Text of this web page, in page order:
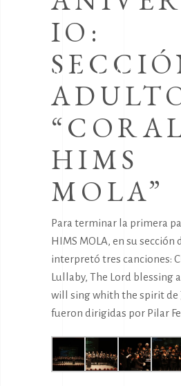
MOLA”
IO:
HIMS
MOLA”
Para terminar la primera
HIMS MOLA, en su sección
interpretó tres canciones:
Lullaby, The Lord blessing
will sing whith the spirit de
fueron dirigidas por Pilar